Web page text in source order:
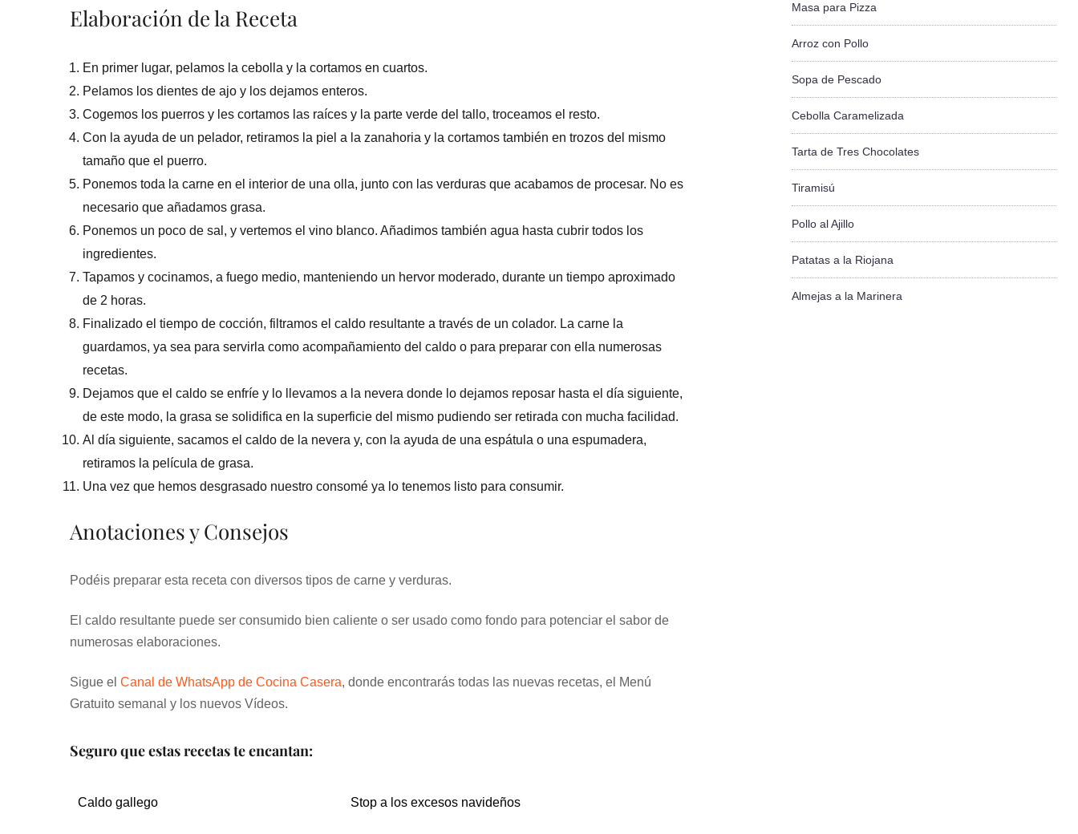
Elaboración de la Receta
En primer lugar, pelamos la cebolla y la cortamos en cuartos.
Pelamos los dientes de ajo y los dejamos enteros.
Cogemos los puerros y les cortamos las raíces y la parte verde del tallo, troceamos el resto.
Con la ayuda de un pelador, retiramos la piel a la zanahoria y la cortamos también en trozos del mismo
tamaño que el puerro.
Ponemos toda la carne en el interior de una olla, junto con las verduras que acabamos de procesar. No es
necesario que añadamos grasa.
Ponemos un poco de sal, y vertemos el vino blanco. Añadimos también agua hasta cubrir todos los
ingredientes.
Tapamos y cocinamos, a fuego medio, manteniendo un hervor moderado, durante un tiempo aproximado
de 2 horas.
Finalizado el tiempo de cocción, filtramos el caldo resultante a través de un colador. La carne la
guardamos, ya sea para servirla como acompañamiento del caldo o para preparar con ella numerosas
recetas.
Dejamos que el caldo se enfríe y lo llevamos a la nevera donde lo dejamos reposar hasta el día siguiente,
de este modo, la grasa se solidifica en la superficie del mismo pudiendo ser retirada con mucha facilidad.
Al día siguiente, sacamos el caldo de la nevera y, con la ayuda de una espátula o una espumadera,
retiramos la película de grasa.
Una vez que hemos desgrasado nuestro consomé ya lo tenemos listo para consumir.
Anotaciones y Consejos
Podéis preparar esta receta con diversos tipos de carne y verduras.
El caldo resultante puede ser consumido bien caliente o ser usado como fondo para potenciar el sabor de
numerosas elaboraciones.
Sigue el Canal de WhatsApp de Cocina Casera, donde encontrarás todas las nuevas recetas, el Menú
Gratuito semanal y los nuevos Vídeos.
Seguro que estas recetas te encantan:
Caldo gallego Stop a los excesos navideños
Masa para Pizza
Arroz con Pollo
Sopa de Pescado
Cebolla Caramelizada
Tarta de Tres Chocolates
Tiramisú
Pollo al Ajillo
Patatas a la Riojana
Almejas a la Marinera